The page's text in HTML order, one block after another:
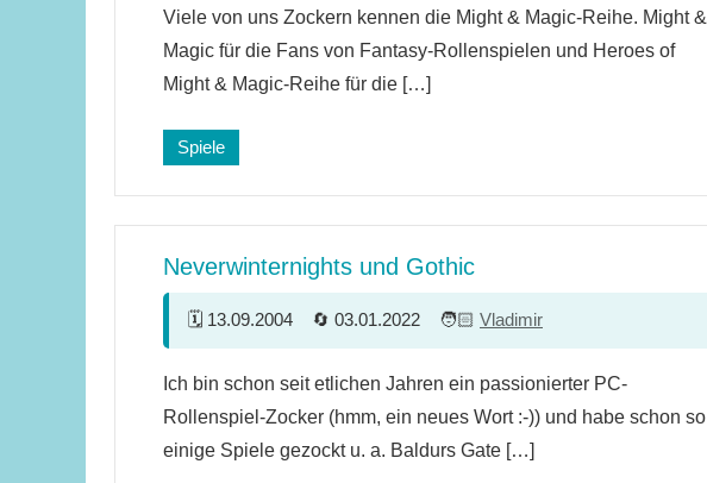
Kommentare
Viele von uns Zockern kennen die Might & Magic-Reihe. Might &
Magic für die Fans von Fantasy-Rollenspielen und Heroes of
Might & Magic-Reihe für die […]
Spiele
Neverwinternights und Gothic
13.09.2004 03.01.2022 Vladimir
Kommentare
Ich bin schon seit etlichen Jahren ein passionierter PC-
Rollenspiel-Zocker (hmm, ein neues Wort :-)) und habe schon so
einige Spiele gezockt u. a. Baldurs Gate […]